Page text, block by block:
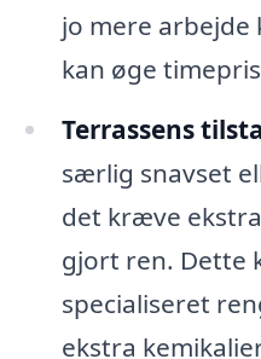
jo mere
kan øge
Terrassens
særlig snavset
det kræve
gjort ren. Dette
specialiseret
ekstra